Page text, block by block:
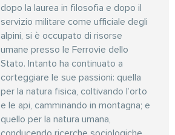
dopo la laurea in filosofia e dopo il
servizio militare come ufficiale degli
alpini, si è occupato di risorse
umane presso le Ferrovie dello
Stato. Intanto ha continuato a
corteggiare le sue passioni: quella
per la natura fisica, coltivando l’orto
e le api, camminando in montagna; e
quello per la natura umana,